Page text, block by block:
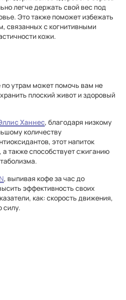
легче держать свой вес под
Это также поможет избежать
связанных с когнитивными
кожи.
утрам может помочь вам не
плоский живот и здоровый
Ханнес, благодаря низкому
количеству
этот напиток
а также способствует сжиганию
, выпивая кофе за час до
эффективность своих
как: скорость движения,
силу.